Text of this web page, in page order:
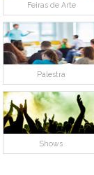
Feiras de Arte
Palestra
Shows